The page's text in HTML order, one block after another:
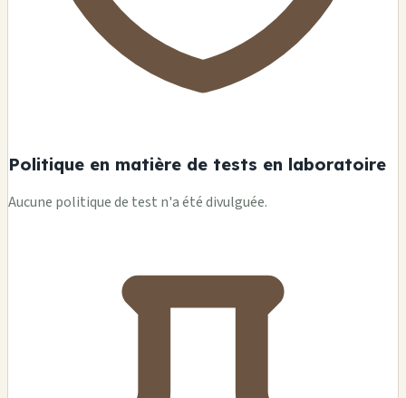
Politique en matière de tests en laboratoire
Aucune politique de test n'a été divulguée.